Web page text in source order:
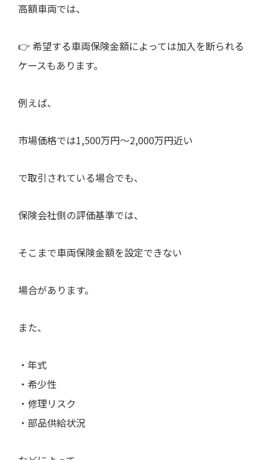
高額車両では、
👉 希望する車両保険金額によっては加入を断られる
ケースもあります。
例えば、
市場価格では1,500万円〜2,000万円近い
で取引されている場合でも、
保険会社側の評価基準では、
そこまで車両保険金額を設定できない
場合があります。
また、
・年式
・希少性
・修理リスク
・部品供給状況